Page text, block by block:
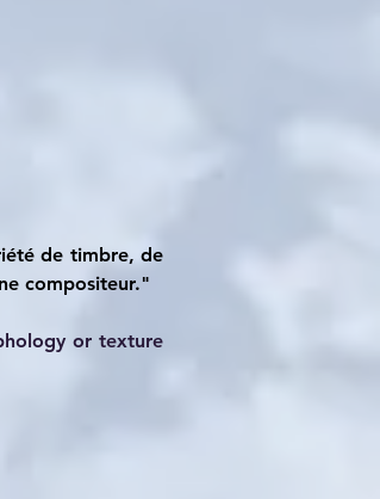
de timbre, de
compositeur."
or texture